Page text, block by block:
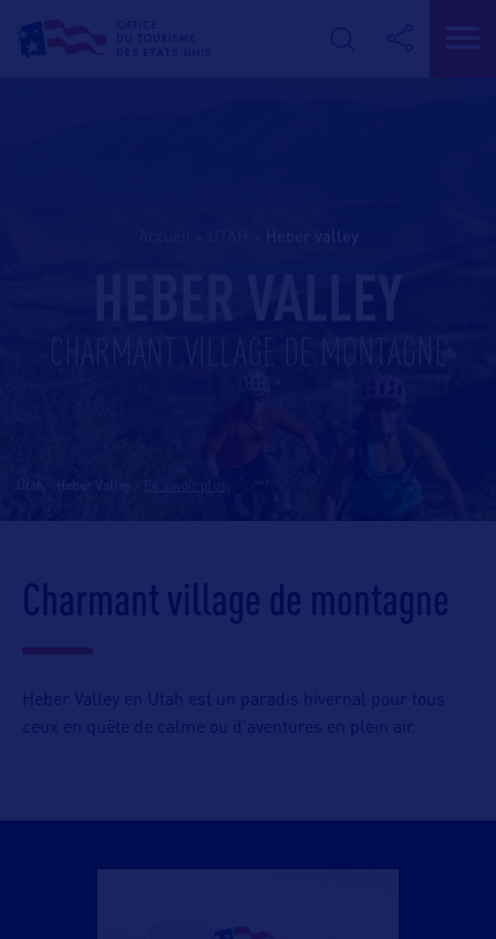
Utah - Heber Valley
Charmant village de montagne
Heber Valley en Utah est un paradis hivernal pour tous
ceux en quête de calme ou d’aventures en plein air.